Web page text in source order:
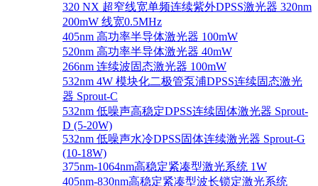
320 NX 超窄线宽单频连续紫外DPSS激光器 320nm
200mW 线宽0.5MHz
405nm 高功率半导体激光器 100mW
520nm 高功率半导体激光器 40mW
266nm 连续波固态激光器 100mW
532nm 4W 模块化二极管泵浦DPSS连续固态激光
器 Sprout-C
532nm 低噪声高稳定DPSS连续固体激光器 Sprout-
D (5-20W)
532nm 低噪声水冷DPSS固体连续激光器 Sprout-G
(10-18W)
375nm-1064nm高稳定紧凑型激光系统 1W
405nm-830nm高稳定紧凑型波长锁定激光系统